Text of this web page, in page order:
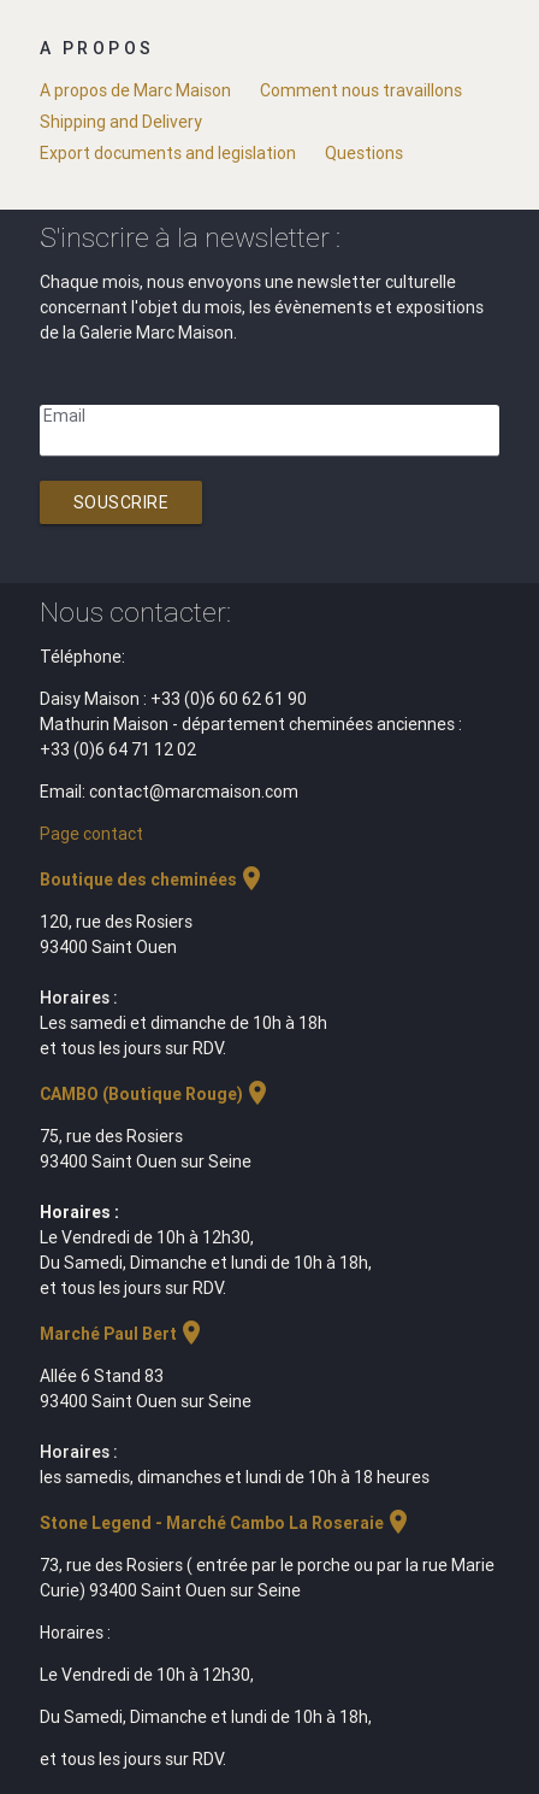
A PROPOS
A propos de Marc Maison
Comment nous travaillons
Shipping and Delivery
Export documents and legislation
Questions
S'inscrire à la newsletter :
Chaque mois, nous envoyons une newsletter culturelle
concernant l'objet du mois, les évènements et expositions
de la Galerie Marc Maison.
Email
SOUSCRIRE
Nous contacter:
Téléphone:
Daisy Maison : +33 (0)6 60 62 61 90
Mathurin Maison - département cheminées anciennes :
+33 (0)6 64 71 12 02
Email: contact@marcmaison.com
Page contact
Boutique des cheminées location_on
120, rue des Rosiers
93400 Saint Ouen
Horaires :
Les samedi et dimanche de 10h à 18h
et tous les jours sur RDV.
CAMBO (Boutique Rouge) location_on
75, rue des Rosiers
93400 Saint Ouen sur Seine
Horaires :
Le Vendredi de 10h à 12h30,
Du Samedi, Dimanche et lundi de 10h à 18h,
et tous les jours sur RDV.
Marché Paul Bert location_on
Allée 6 Stand 83
93400 Saint Ouen sur Seine
Horaires :
les samedis, dimanches et lundi de 10h à 18 heures
Stone Legend - Marché Cambo La Roseraielocation_on
73, rue des Rosiers ( entrée par le porche ou par la rue Marie
Curie) 93400 Saint Ouen sur Seine
Horaires :
Le Vendredi de 10h à 12h30,
Du Samedi, Dimanche et lundi de 10h à 18h,
et tous les jours sur RDV.